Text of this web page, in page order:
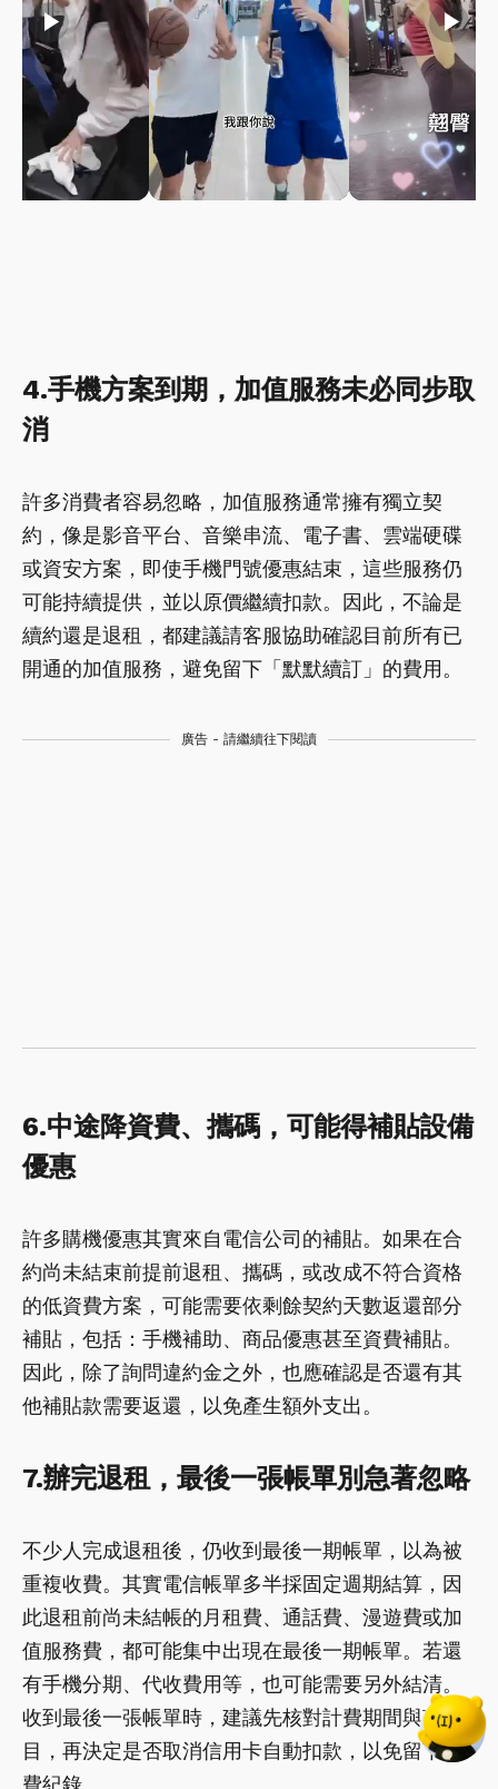
play_arrow play_arrow play_arrow
4.手機方案到期，加值服務未必同步取
消
許多消費者容易忽略，加值服務通常擁有獨立契
約，像是影音平台、音樂串流、電子書、雲端硬碟
或資安方案，即使手機門號優惠結束，這些服務仍
可能持續提供，並以原價繼續扣款。因此，不論是
續約還是退租，都建議請客服協助確認目前所有已
開通的加值服務，避免留下「默默續訂」的費用。
廣告 - 請繼續往下閱讀
6.中途降資費、攜碼，可能得補貼設備
優惠
許多購機優惠其實來自電信公司的補貼。如果在合
約尚未結束前提前退租、攜碼，或改成不符合資格
的低資費方案，可能需要依剩餘契約天數返還部分
補貼，包括：手機補助、商品優惠甚至資費補貼。
因此，除了詢問違約金之外，也應確認是否還有其
他補貼款需要返還，以免產生額外支出。
7.辦完退租，最後一張帳單別急著忽略
不少人完成退租後，仍收到最後一期帳單，以為被
重複收費。其實電信帳單多半採固定週期結算，因
此退租前尚未結帳的月租費、通話費、漫遊費或加
值服務費，都可能集中出現在最後一期帳單。若還
有手機分期、代收費用等，也可能需要另外結清。
收到最後一張帳單時，建議先核對計費期間與項
目，再決定是否取消信用卡自動扣款，以免留下欠
費紀錄。